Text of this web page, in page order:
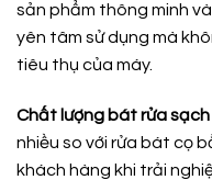
sản phẩm thông minh
yên tâm sử dụng mà
tiêu thụ của máy.
Chất lượng bát rửa sạch
nhiều so với rửa bát cọ
khách hàng khi trải